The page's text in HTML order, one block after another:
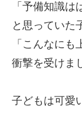
「予備知識は
と思っていた
「こんなに
衝撃を受けま
子どもは可愛